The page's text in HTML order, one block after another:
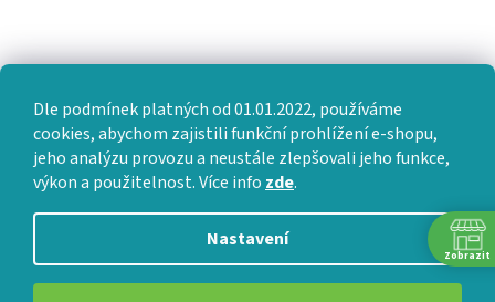
Dle podmínek platných od 01.01.2022, používáme
cookies, abychom zajistili funkční prohlížení e-shopu,
jeho analýzu provozu a neustále zlepšovali jeho funkce,
výkon a použitelnost. Více info zde.
Nastavení
Zobrazit